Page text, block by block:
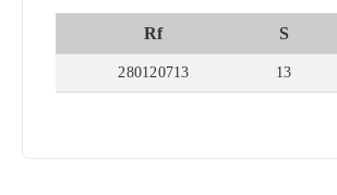
Rf S
280120713 13